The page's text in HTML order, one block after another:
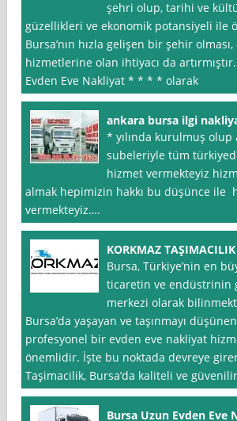
şehri olup, tarihi ve
güzellikleri ve ekonomik potansiyeli ile
Bursa’nın hızla gelişen bir şehir
hizmetlerine olan ihtiyacı da
Evden Eve Nakliyat * * * * olarak
ankara bursa ilgi
* yılında kurulmuş
subeleriyle tüm
hizmet vermekteyiz
almak hepimizin hakkı bu düşünce ile
vermekteyiz….
KORKMAZ TAŞIMACILIK
Bursa, Türkiye’nin en
ticaretin ve endüstrinin
merkezi olarak
Bursa’da yaşayan ve taşınmayı
profesyonel bir evden eve nakliyat
önemlidir. İşte bu noktada devreye
Taşimacilik, Bursa’da kaliteli ve güvenilir
Bursa Uzun Evden Eve